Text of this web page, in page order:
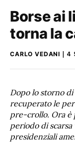
Borse ai
torna la
CARLO VEDANI 4
Dopo lo storno
recuperato le
pre-crollo. Ora è
periodo di
presidenziali